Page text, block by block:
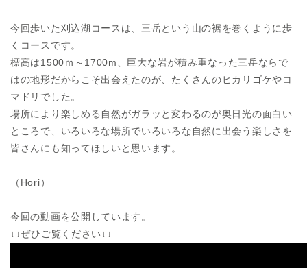
今回歩いた刈込湖コースは、三岳という山の裾を巻くように歩
くコースです。
標高は1500ｍ～1700m、巨大な岩が積み重なった三岳ならで
はの地形だからこそ出会えたのが、たくさんのヒカリゴケやコ
マドリでした。
場所により楽しめる自然がガラッと変わるのが奥日光の面白い
ところで、いろいろな場所でいろいろな自然に出会う楽しさを
皆さんにも知ってほしいと思います。
（Hori）
今回の動画を公開しています。
↓↓ぜひご覧ください↓↓